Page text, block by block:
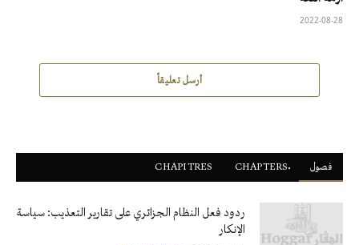
2022-08-28
أرسل تعليقاً
فصول CHAPITRES
ردود فعل النظام الجزائري على تقارير التعذيب: سياسة
الإنكار